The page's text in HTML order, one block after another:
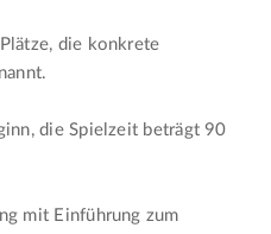
die konkrete
die Spielzeit beträgt 90
mit Einführung zum